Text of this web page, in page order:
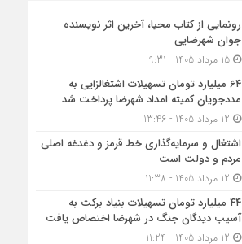
رونمایی از کتاب محیا، آخرین اثر نویسنده
جوان شهرضایی
15 مرداد 1405 - 9:31
۶۴ میلیارد تومان تسهیلات اشتغالزایی به
مددجویان کمیته امداد شهرضا پرداخت شد
اشتغال و سرمایه‌گذاری خط قرمز و دغدغه اصلی
مردم و دولت است
۴۴ میلیارد تومان تسهیلات بنیاد برکت به
آسیب دیدگان جنگ در شهرضا اختصاص یافت